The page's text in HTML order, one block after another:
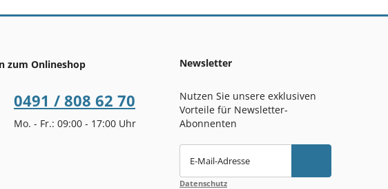
zum Onlineshop
0491 / 808 62 70
Mo. - Fr.: 09:00 - 17:00 Uhr
Newsletter
Nutzen Sie unsere exklusiven
Vorteile für Newsletter-
Abonnenten
E-Mail-Adresse
Datenschutz